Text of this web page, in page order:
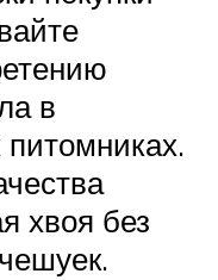
в
хвоя без